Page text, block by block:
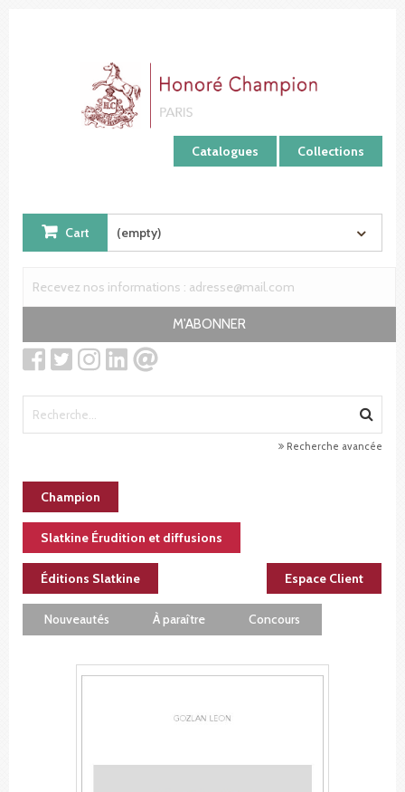
Catalogues Collections
Cart (empty)
M'ABONNER
Recherche avancée
Champion
Slatkine Érudition et diffusions
Éditions Slatkine Espace Client
Nouveautés À paraître Concours